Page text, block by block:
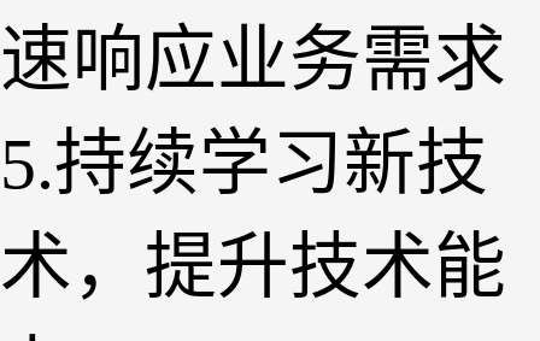
速响应业务需求
5.持续学习新技
术，提升技术能